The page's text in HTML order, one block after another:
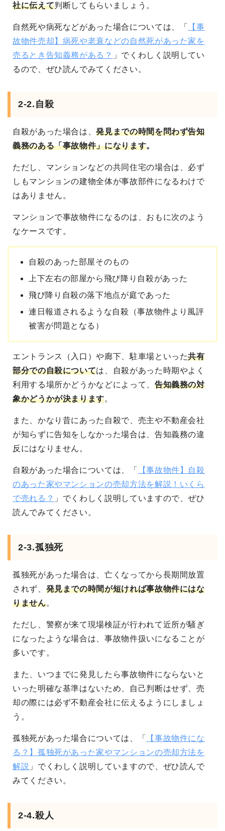
社に伝えて判断してもらいましょう。
自然死や病死などがあった場合については、「
【事
故物件売却】病死や老衰などの自然死があった家を
売るとき告知義務がある？ 」でくわしく説明してい
るので、ぜひ読んでみてください。
2-2.自殺
自殺があった場合は、発見までの時間を問わず告知
義務のある「事故物件」になります。
ただし、マンションなどの共同住宅の場合は、必ず
しもマンションの建物全体が事故部件になるわけで
はありません。
マンションで事故物件になるのは、おもに次のよう
なケースです。
自殺のあった部屋そのもの
上下左右の部屋から飛び降り自殺があった
飛び降り自殺の落下地点が庭であった
連日報道されるような自殺（事故物件より風評
被害が問題となる）
エントランス（入口）や廊下、駐車場といった共有
部分での自殺については、自殺があった時期やよく
利用する場所かどうかなどによって、 告知義務の対
象かどうかが決まります。
また、かなり昔にあった自殺で、売主や不動産会社
が知らずに告知をしなかった場合は、告知義務の違
反にはなりません。
自殺があった場合については、「
【事故物件】自殺
のあった家やマンションの売却方法を解説！いくら
で売れる？ 」でくわしく説明していますので、ぜひ
読んでみてください。
2-3.孤独死
孤独死があった場合は、亡くなってから長期間放置
されず、 発見までの時間が短ければ事故物件にはな
りません。
ただし、警察が来て現場検証が行われて近所が騒ぎ
になったような場合は、事故物件扱いになることが
多いです。
また、いつまでに発見したら事故物件にならないと
いった明確な基準はないため、自己判断はせず、売
却の際には必ず不動産会社に伝えるようにしましょ
う。
孤独死があった場合については、「
【事故物件にな
る？】孤独死があった家やマンションの売却方法を
解説 」でくわしく説明していますので、ぜひ読んで
みてください。
2-4.殺人